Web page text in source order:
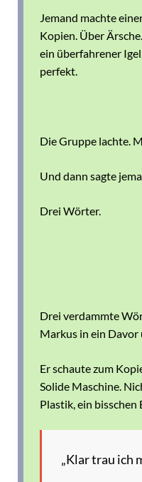
Jemand machte
Kopien. Über
ein überfahrener
perfekt.
Die Gruppe lachte.
Und dann sagte
Drei Wörter.
Drei verdammte
Markus in ein
Er schaute zum
Solide Maschine.
Plastik, ein bisschen
„Klar trau ich